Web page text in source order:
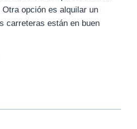
opción es alquilar un
carreteras están en buen